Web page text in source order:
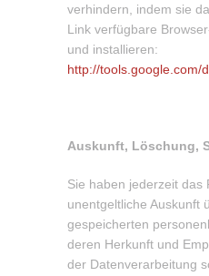
verhindern, indem sie
Link verfügbare
und installieren:
http://tools.google.com/
Auskunft, Löschung,
Sie haben jederzeit das
unentgeltliche Auskunft
gespeicherten
deren Herkunft und
der Datenverarbeitung